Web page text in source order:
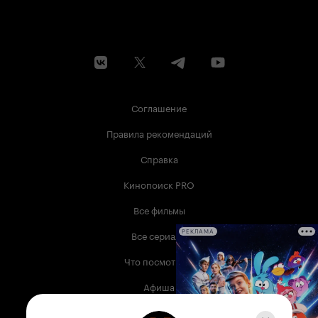
Соглашение
Правила рекомендаций
Справка
Кинопоиск PRO
Все фильмы
Все сериалы
Что посмотреть
Афиша
Музыка
РЕКЛАМА